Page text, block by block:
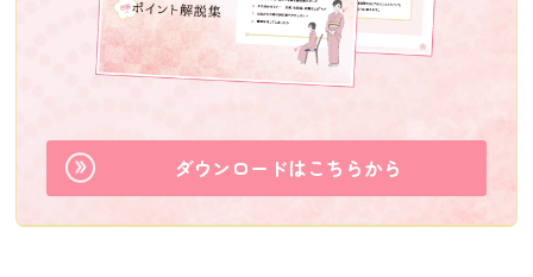
ダウンロードはこちらから